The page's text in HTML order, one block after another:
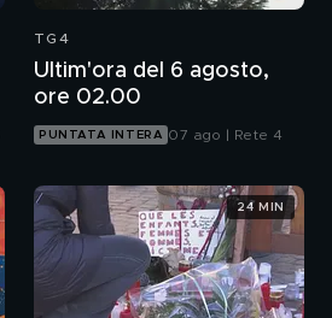
TG4
Ultim'ora del 6 agosto,
ore 02.00
PUNTATA INTERA 07 ago | Rete 4
24 MIN